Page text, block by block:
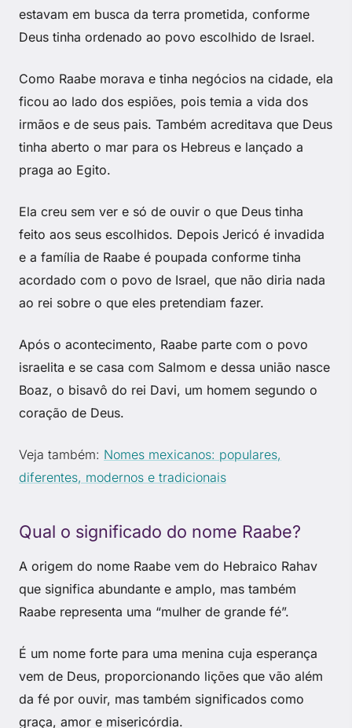
estavam em busca da terra prometida, conforme
Deus tinha ordenado ao povo escolhido de Israel.
Como Raabe morava e tinha negócios na cidade, ela
ficou ao lado dos espiões, pois temia a vida dos
irmãos e de seus pais. Também acreditava que Deus
tinha aberto o mar para os Hebreus e lançado a
praga ao Egito.
Ela creu sem ver e só de ouvir o que Deus tinha
feito aos seus escolhidos. Depois Jericó é invadida
e a família de Raabe é poupada conforme tinha
acordado com o povo de Israel, que não diria nada
ao rei sobre o que eles pretendiam fazer.
Após o acontecimento, Raabe parte com o povo
israelita e se casa com Salmom e dessa união nasce
Boaz, o bisavô do rei Davi, um homem segundo o
coração de Deus.
Veja também: Nomes mexicanos: populares,
diferentes, modernos e tradicionais
Qual o significado do nome Raabe?
A origem do nome Raabe vem do Hebraico Rahav
que significa abundante e amplo, mas também
Raabe representa uma “mulher de grande fé”.
É um nome forte para uma menina cuja esperança
vem de Deus, proporcionando lições que vão além
da fé por ouvir, mas também significados como
graça, amor e misericórdia.